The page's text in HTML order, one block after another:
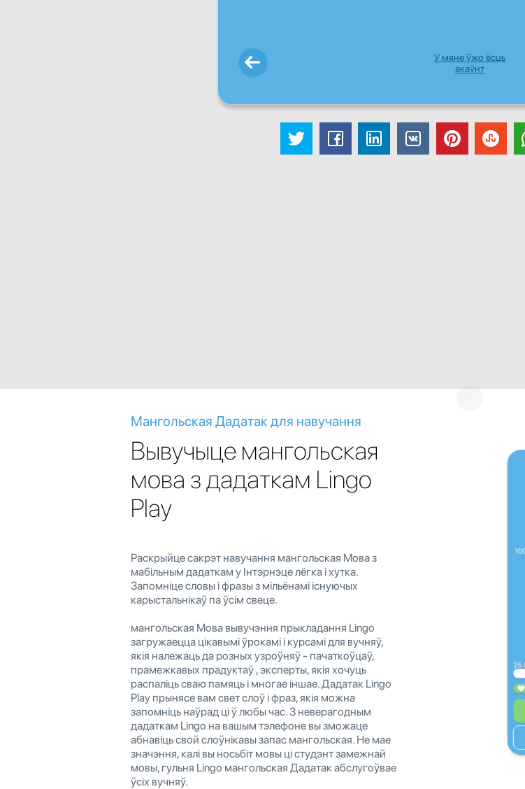
У мяне ўжо ёсць
акаўнт
Мангольская Дадатак для навучання
Вывучыце мангольская
мова з дадаткам Lingo
Play
Раскрыйце сакрэт навучання мангольская Мова з
мабільным дадаткам у Інтэрнэце лёгка і хутка.
Запомніце словы і фразы з мільёнамі існуючых
карыстальнікаў па ўсім свеце.
мангольская Мова вывучэння прыкладання Lingo
загружаецца цікавымі ўрокамі і курсамі для вучняў,
якія належаць да розных узроўняў - пачаткоўцаў,
прамежкавых прадуктаў , эксперты, якія хочуць
распаліць сваю памяць і многае іншае. Дадатак Lingo
Play прынясе вам свет слоў і фраз, якія можна
запомніць наўрад ці ў любы час. З неверагодным
дадаткам Lingo на вашым тэлефоне вы зможаце
абнавіць свой слоўнікавы запас мангольская. Не мае
значэння, калі вы носьбіт мовы ці студэнт замежнай
мовы, гульня Lingo мангольская Дадатак абслугоўвае
ўсіх вучняў.